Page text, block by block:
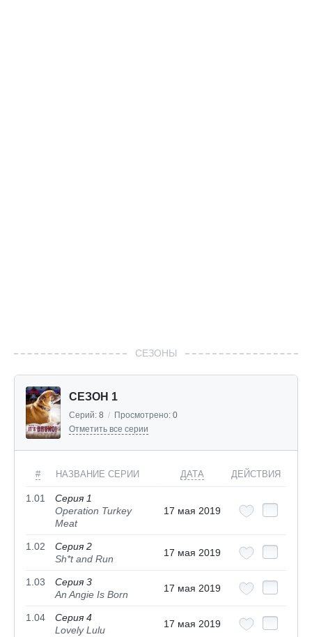
СЕЗОНЫ
СЕЗОН 1
Серий: 8 / Просмотрено: 0
Отметить все серии
# НАЗВАНИЕ СЕРИИ ДАТА ДЕЙСТВИЯ
1.01
Серия 1
Operation Turkey
Meat
17 мая 2019
1.02
Серия 2
Sh*t and Run
17 мая 2019
1.03
Серия 3
An Angie Is Born
17 мая 2019
1.04
Серия 4
Lovely Lulu
17 мая 2019